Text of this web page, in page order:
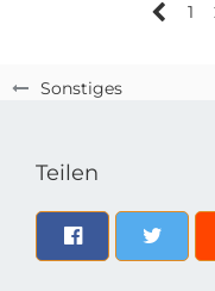
Sonstiges
1
Teilen